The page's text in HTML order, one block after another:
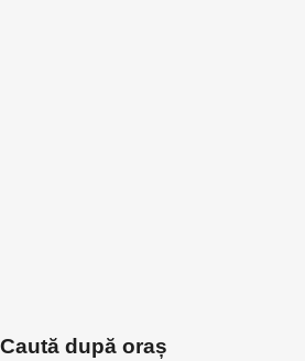
Caută după oraș